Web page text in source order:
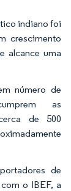
indiano foi
crescimento
alcance uma
número de
as
de 500
de
o IBEF, a